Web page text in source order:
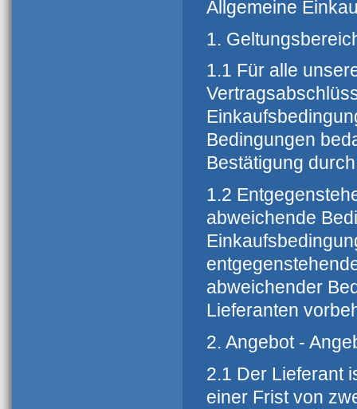
Allgemeine
1.
1.1 Für alle
Bedingungen
Bestätigung
1.2
abweichende
abweichender
Lieferanten
2. Angebot -
2.1 Der Lieferant
einer Frist von